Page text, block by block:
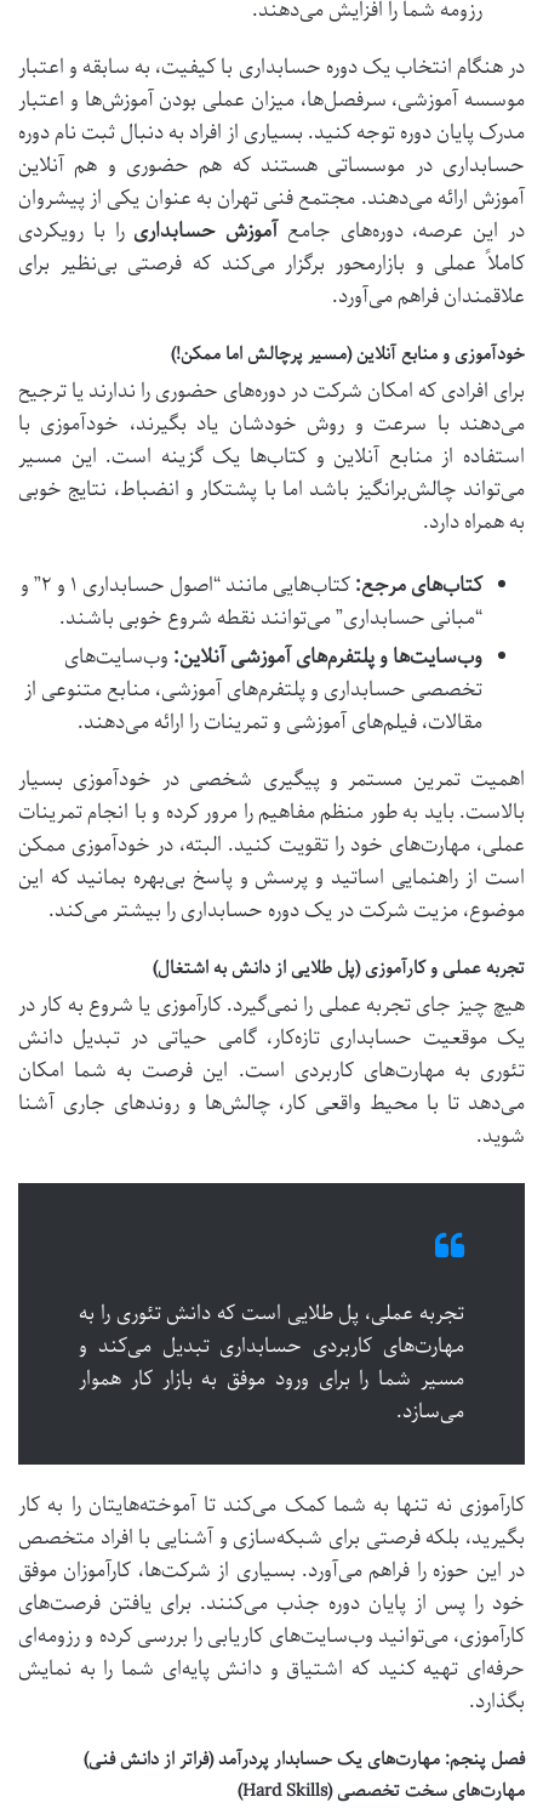
رزومه شما را افزایش می‌دهند.
در هنگام انتخاب یکدوره حسابداری با کیفیت، به سابقه و اعتبار
موسسه آموزشی، سرفصل‌ها، میزان عملی بودن آموزش‌ها و اعتبار
مدرک پایان دوره توجه کنید. بسیاری از افراد به دنبالثبت نام دوره
حسابداری در موسساتی هستند که هم حضوری و هم آنلاین
آموزش ارائه می‌دهند. مجتمع فنی تهران به عنوان یکی از پیشروان
در این عرصه، دوره‌های جامع آموزش حسابداری را با رویکردی
کاملاً عملی و بازارمحور برگزار می‌کند که فرصتی بی‌نظیر برای
علاقمندان فراهم می‌آورد.
خودآموزی و منابع آنلاین (مسیر پرچالش اما ممکن!)
برای افرادی که امکان شرکت در دوره‌های حضوری را ندارند یا ترجیح
می‌دهند با سرعت و روش خودشان یاد بگیرند، خودآموزی با
استفاده از منابع آنلاین و کتاب‌ها یک گزینه است. این مسیر
می‌تواند چالش‌برانگیز باشد اما با پشتکار و انضباط، نتایج خوبی
به همراه دارد.
کتاب‌های مرجع:
کتاب‌هایی مانند “اصول حسابداری ۱ و ۲” و
“مبانی حسابداری” می‌توانند نقطه شروع خوبی باشند.
وب‌سایت‌ها و پلتفرم‌های آموزشی آنلاین: وب‌سایت‌های
تخصصی حسابداری و پلتفرم‌های آموزشی، منابع متنوعی از
مقالات، فیلم‌های آموزشی و تمرینات را ارائه می‌دهند.
اهمیت تمرین مستمر و پیگیری شخصی در خودآموزی بسیار
بالاست. باید به طور منظم مفاهیم را مرور کرده و با انجام تمرینات
عملی، مهارت‌های خود را تقویت کنید. البته، در خودآموزی ممکن
است از راهنمایی اساتید و پرسش و پاسخ بی‌بهره بمانید که این
موضوع، مزیت شرکت در یکدوره حسابداریرا بیشتر می‌کند.
تجربه عملی و کارآموزی (پل طلایی از دانش به اشتغال)
هیچ چیز جای تجربه عملی را نمی‌گیرد. کارآموزی یا شروع به کار در
یک موقعیت حسابداری تازه‌کار، گامی حیاتی در تبدیل دانش
تئوری به مهارت‌های کاربردی است. این فرصت به شما امکان
می‌دهد تا با محیط واقعی کار، چالش‌ها و روندهای جاری آشنا
شوید.
تجربه عملی، پل طلایی است که دانش تئوری را به
مهارت‌های کاربردی حسابداری تبدیل می‌کند و
مسیر شما را برای ورود موفق به بازار کار هموار
می‌سازد.
کارآموزی نه تنها به شما کمک می‌کند تا آموخته‌هایتان را به کار
بگیرید، بلکه فرصتی برای شبکه‌سازی و آشنایی با افراد متخصص
در این حوزه را فراهم می‌آورد. بسیاری از شرکت‌ها، کارآموزان موفق
خود را پس از پایان دوره جذب می‌کنند. برای یافتن فرصت‌های
کارآموزی، می‌توانید وب‌سایت‌های کاریابی را بررسی کرده و رزومه‌ای
حرفه‌ای تهیه کنید که اشتیاق و دانش پایه‌ای شما را به نمایش
بگذارد.
فصل پنجم: مهارت‌های یک حسابدار پردرآمد (فراتر از دانش فنی)
مهارت‌های سخت تخصصی (Hard Skills)